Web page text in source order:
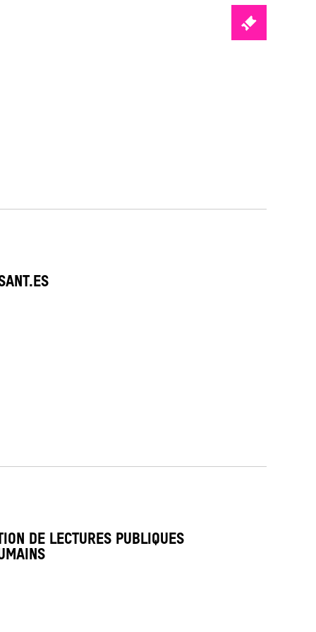
TICKETS
DE LECTURES PUBLIQUES